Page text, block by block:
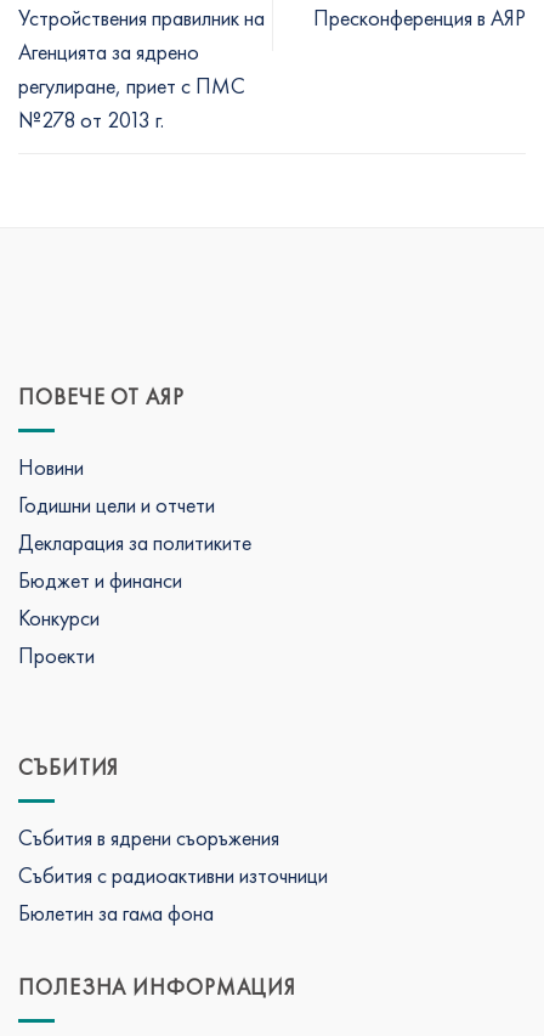
Устройствения правилник на
Агенцията за ядрено
регулиране, приет с ПМС
№278 от 2013 г.
Пресконференция в АЯР
ПОВЕЧЕ ОТ АЯР
Новини
Годишни цели и отчети
Декларация за политиките
Бюджет и финанси
Конкурси
Проекти
СЪБИТИЯ
Събития в ядрени съоръжения
Събития с радиоактивни източници
Бюлетин за гама фона
ПОЛЕЗНА ИНФОРМАЦИЯ